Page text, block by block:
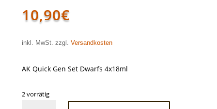
10,90€
inkl. MwSt. zzgl. Versandkosten
AK Quick Gen Set Dwarfs 4x18ml
2 vorrätig